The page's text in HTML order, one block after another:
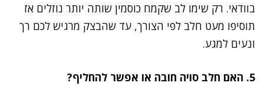
בוודאי. רק שימו לב שקמח כוסמין שותה יותר נוזלים אז
תוסיפו מעט חלב לפי הצורך, עד שהבצק מרגיש לכם רך
ונעים למגע.
5. האם חלב סויה חובה או אפשר להחליף?